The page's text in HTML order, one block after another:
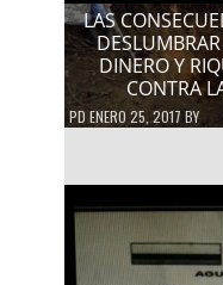
LAS
DINERO Y
CONTRA
PDENERO 25, 2017 BY